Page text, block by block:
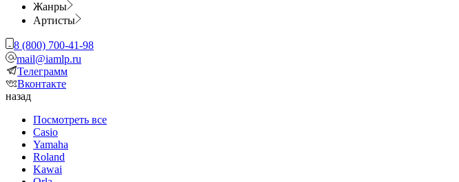
Жанры
Артисты
8 (800) 700-41-98
mail@iamlp.ru
Телеграмм
Вконтакте
назад
Посмотреть все
Casio
Yamaha
Roland
Kawai